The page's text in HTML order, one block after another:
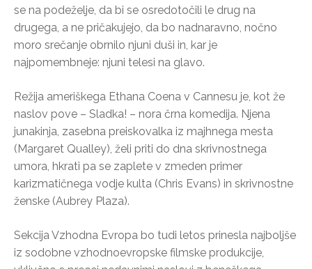
se na podeželje, da bi se osredotočili le drug na
drugega, a ne pričakujejo, da bo nadnaravno, nočno
moro srečanje obrnilo njuni duši in, kar je
najpomembneje: njuni telesi na glavo.
Režija ameriškega Ethana Coena v Cannesu je, kot že
naslov pove – Sladka! – nora črna komedija. Njena
junakinja, zasebna preiskovalka iz majhnega mesta
(Margaret Qualley), želi priti do dna skrivnostnega
umora, hkrati pa se zaplete v zmeden primer
karizmatičnega vodje kulta (Chris Evans) in skrivnostne
ženske (Aubrey Plaza).
Sekcija Vzhodna Evropa bo tudi letos prinesla najboljše
iz sodobne vzhodnoevropske filmske produkcije,